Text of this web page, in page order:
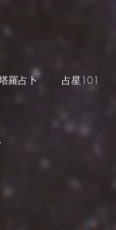
羅占卜 占星101